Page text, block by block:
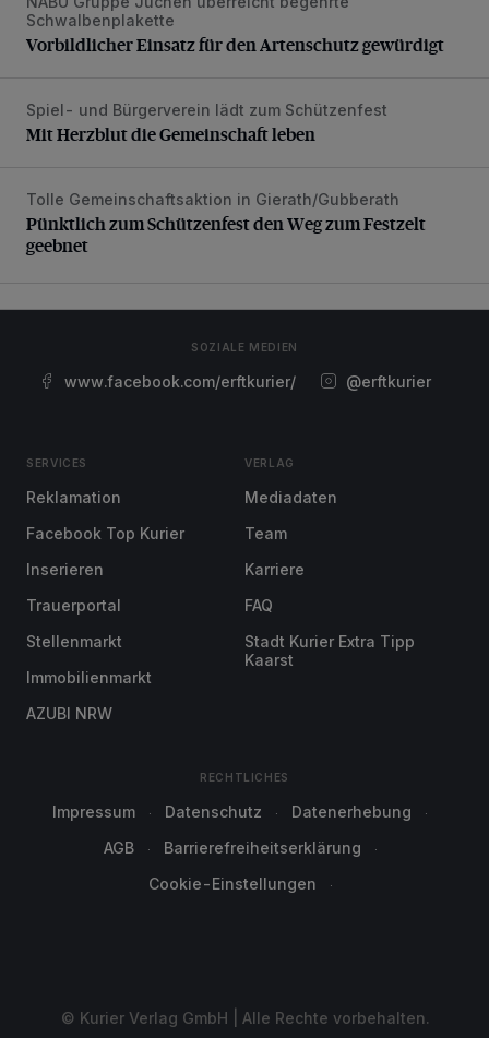
Vorbildlicher Einsatz für den Artenschutz gewürdigt
Schwalbenplakette
Vorbildlicher Einsatz für den Artenschutz gewürdigt
Mit Herzblut die Gemeinschaft leben
Spiel- und Bürgerverein lädt zum Schützenfest
Mit Herzblut die Gemeinschaft leben
Pünktlich zum Schützenfest den Weg zum Festzelt
Tolle Gemeinschaftsaktion in Gierath/Gubberath
Pünktlich zum Schützenfest den Weg zum Festzelt
geebnet
SOZIALE MEDIEN
www.facebook.com/erftkurier/ @erftkurier
SERVICES
Reklamation
Facebook Top Kurier
Inserieren
Trauerportal
Stellenmarkt
Immobilienmarkt
AZUBI NRW
VERLAG
Mediadaten
Team
Karriere
FAQ
Stadt Kurier Extra Tipp
Kaarst
RECHTLICHES
Impressum Datenschutz
Datenerhebung
AGB
Barrierefreiheitserklärung
Cookie-Einstellungen
© Kurier Verlag GmbH | Alle Rechte vorbehalten.